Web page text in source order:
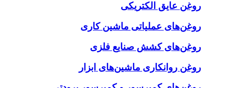
روغن عایق الکتریکی
روغن‌های عملیاتی ماشین کاری
روغن‌های کشش صنایع فلزی
روغن روانکاری ماشین‌های ابزار